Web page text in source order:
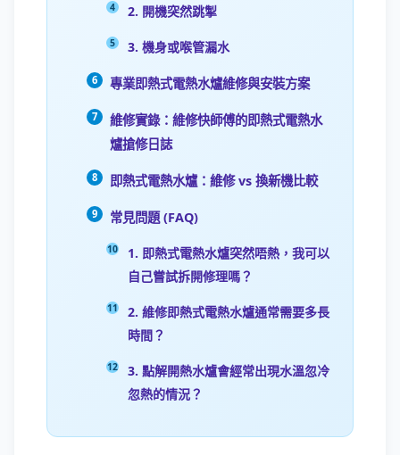
2. 開機突然跳掣
3. 機身或喉管漏水
專業即熱式電熱水爐維修與安裝方案
維修實錄：維修快師傅的即熱式電熱水
爐搶修日誌
即熱式電熱水爐：維修 vs 換新機比較
常見問題 (FAQ)
1. 即熱式電熱水爐突然唔熱，我可以
自己嘗試拆開修理嗎？
2. 維修即熱式電熱水爐通常需要多長
時間？
3. 點解開熱水爐會經常出現水溫忽冷
忽熱的情況？